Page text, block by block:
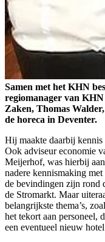
Samen met het KHN
regiomanager van
Zaken, Thomas
de horeca in Deventer.
Hij maakte daarbij kennis
Ook adviseur economie
Meijerhof, was hierbij
nadere kennismaking
de bevindingen zijn rond
de Stromarkt. Maar
belangrijkste thema’s,
het tekort aan personeel,
een eventueel nieuw